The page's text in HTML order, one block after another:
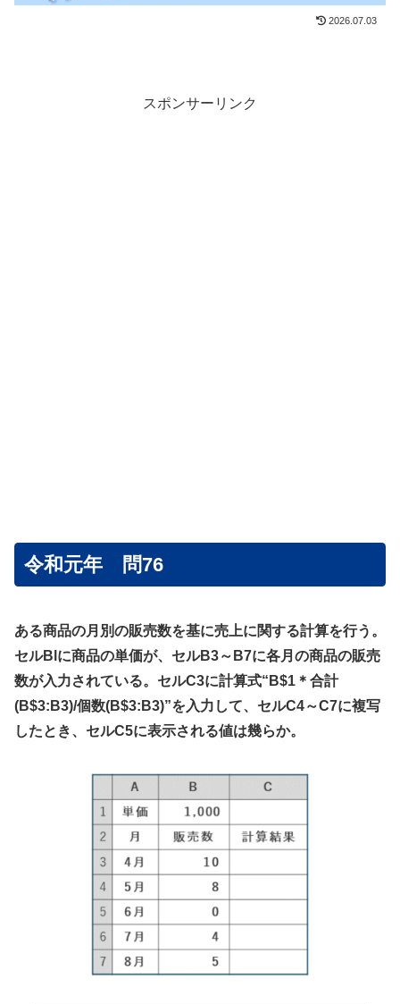
2026.07.03
スポンサーリンク
令和元年 問76
ある商品の月別の販売数を基に売上に関する計算を行う。
セルBlに商品の単価が、セルB3～B7に各月の商品の販売
数が入力されている。セルC3に計算式“B$1＊合計
(B$3:B3)/個数(B$3:B3)”を入力して、セルC4～C7に複写
したとき、セルC5に表示される値は幾らか。